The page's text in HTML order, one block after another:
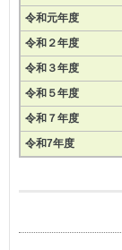
令和元年度
令和２年度
令和３年度
令和５年度
令和７年度
令和7年度